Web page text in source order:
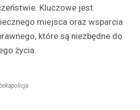
Kluczowe jest
miejsca oraz wsparcia
które są niezbędne do
życia.